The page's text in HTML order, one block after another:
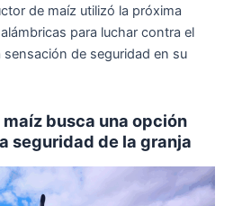
de maíz utilizó la próxima
para luchar contra el
sensación de seguridad en su
busca una opción
seguridad de la granja